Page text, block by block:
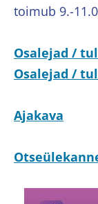
toimub 9.-
Osalejad /
Osalejad /
Ajakava